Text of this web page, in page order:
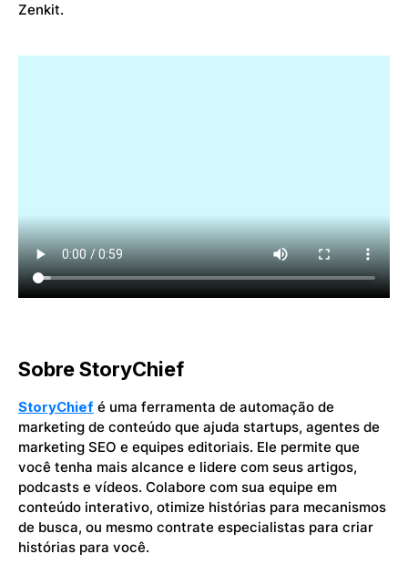
Zenkit.
Sobre StoryChief
StoryChief é uma ferramenta de automação de
marketing de conteúdo que ajuda startups, agentes de
marketing SEO e equipes editoriais. Ele permite que
você tenha mais alcance e lidere com seus artigos,
podcasts e vídeos. Colabore com sua equipe em
conteúdo interativo, otimize histórias para mecanismos
de busca, ou mesmo contrate especialistas para criar
histórias para você.